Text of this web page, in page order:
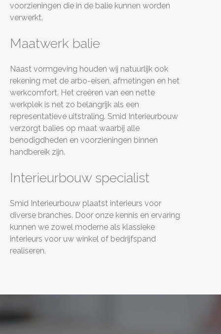
voorzieningen die in de balie kunnen worden
verwerkt.
Maatwerk balie
Naast vormgeving houden wij natuurlijk ook
rekening met de arbo-eisen, afmetingen en het
werkcomfort. Het creëren van een nette
werkplek is net zo belangrijk als een
representatieve uitstraling. Smid Interieurbouw
verzorgt balies op maat waarbij alle
benodigdheden en voorzieningen binnen
handbereik zijn.
Interieurbouw specialist
Smid Interieurbouw plaatst interieurs voor
diverse branches. Door onze kennis en ervaring
kunnen we zowel moderne als klassieke
interieurs voor uw winkel of bedrijfspand
realiseren.